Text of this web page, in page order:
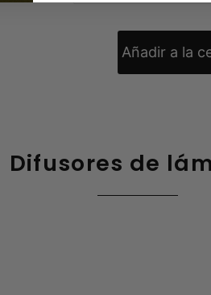
Difusores de